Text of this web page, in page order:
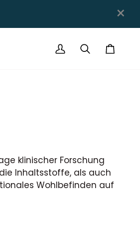
Mein
Suchen
klinischer Forschung
Inhaltsstoffe, als auch
Wohlbefinden auf
×